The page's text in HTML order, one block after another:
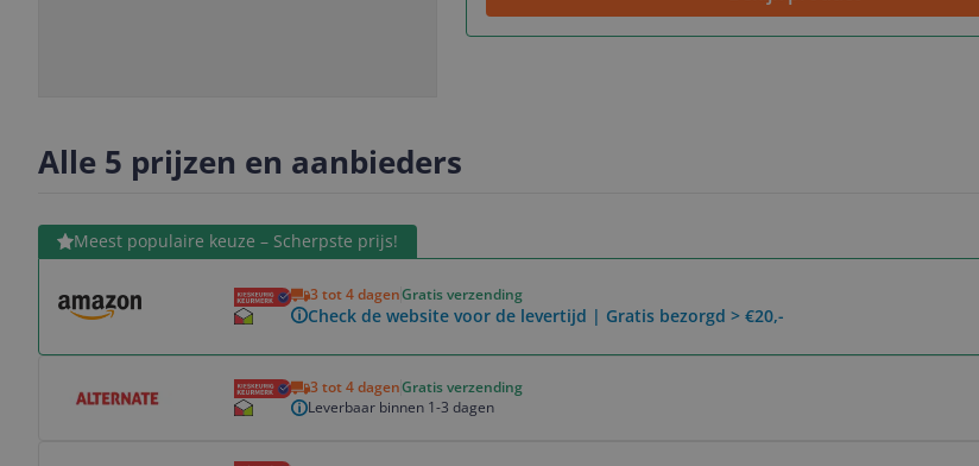
Alle 5 prijzen en aanbieders
Meest populaire keuze – Scherpste prijs!
3 tot 4 dagenGratis verzending
Check de website voor de levertijd | Gratis bezorgd > €20,-
Bekijk product
3 tot 4 dagenGratis verzending
Leverbaar binnen 1-3 dagen